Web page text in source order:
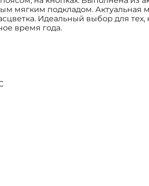
мягким подкладом. Актуальная
Идеальный выбор для тех,
время года.